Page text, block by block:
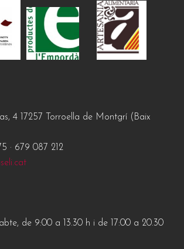
4 17257 Torroella de Montgrí (Baix
· 679 087 212
de 9:00 a 13.30 h i de 17:00 a 20.30